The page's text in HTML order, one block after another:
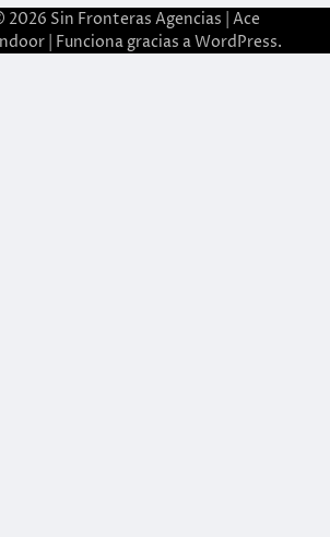
2026 Sin Fronteras Agencias | Ace
| Funciona gracias aWordPress.